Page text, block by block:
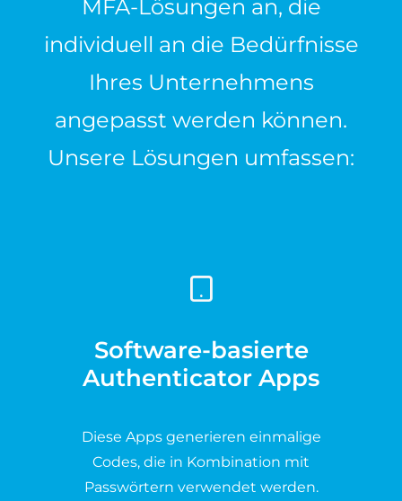
MFA-Lösungen an, die
individuell an die Bedürfnisse
Ihres Unternehmens
angepasst werden können.
Unsere Lösungen umfassen:
Software-basierte
Authenticator Apps
Diese Apps generieren einmalige
Codes, die in Kombination mit
Passwörtern verwendet werden.